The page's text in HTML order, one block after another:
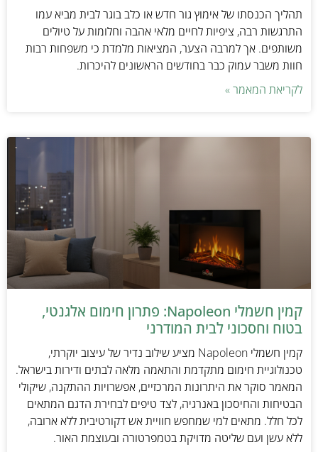
תהליך הכנסתו של אימוץ גור חדש או כלב בוגר לבית מביא עמו
התרגשות רבה, ציפיות לחיים מלאי אהבה וחלומות על טיולים
משותפים. אך למרבה הצער, המציאות מלמדת כי משפחות רבות
חוות משבר עמוק כבר בחודשים הראשונים להיכרות.
לקריאת המאמר »
קמין חשמלי Napoleon: פתרון חימום אלגנטי,
בטוח וחסכוני לבית המודרני
קמין חשמלי Napoleon מציע שילוב נדיר של עיצוב יוקרתי,
טכנולוגיית חימום מתקדמת והתאמה מלאה לבתים ודירות בישראל.
המאמר סוקר את היתרונות המרכזיים, אפשרויות ההתקנה, שיקולי
הבטיחות והחיסכון באנרגיה, לצד טיפים לבחירת הדגם המתאים
לכל חלל. מתאים למי שמחפש חוויית אש דקורטיבית ללא ארובה,
ללא עשן ועם שליטה מדויקת בטמפרטורה ובעוצמת האור.